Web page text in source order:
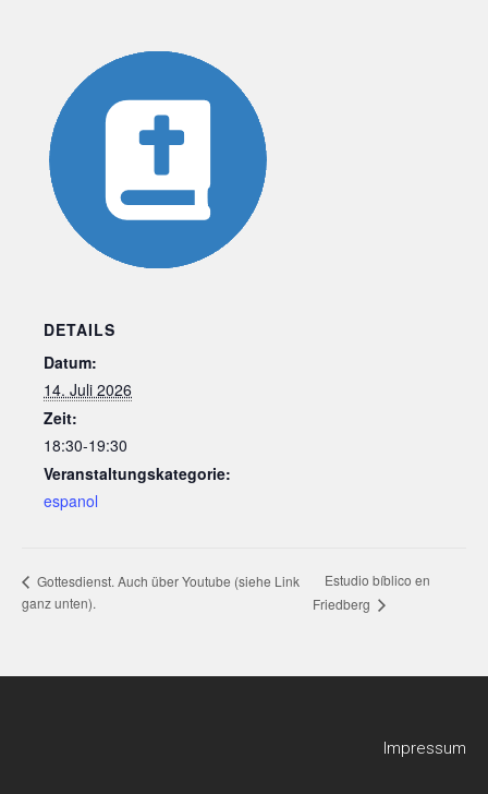
DETAILS
Datum:
14. Juli 2026
Zeit:
18:30-19:30
Veranstaltungskategorie:
espanol
Gottesdienst. Auch über Youtube (siehe Link
ganz unten).
Estudio bíblico en
Friedberg
Impressum